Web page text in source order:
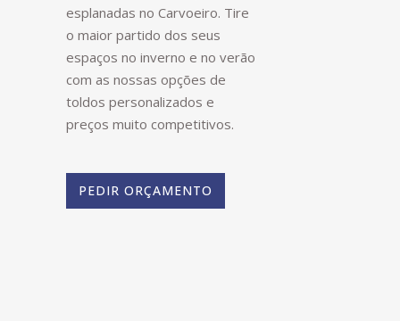
esplanadas no Carvoeiro. Tire
o maior partido dos seus
espaços no inverno e no verão
com as nossas opções de
toldos personalizados e
preços muito competitivos.
PEDIR ORÇAMENTO